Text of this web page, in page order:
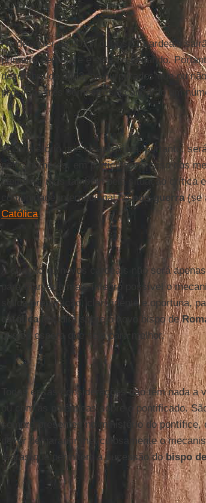
No decorrer de 2023, outros 11 cardeais
primeiro semestre e sete no segundo.
dezembro de 2023, os purpurados que ou
próximos três semestres alcançarão um
O consistório que se aproxima, portanto,
pelos números, em particular no caso dos
eleitores, mas também pela situação crítica
comunidade internacional nopós-guerra(se
Católica.
A criação de novos cardeais não será
para manter o mais íntegro possível o
sólida preparação, clarividente e oportuna,
católicadecidirá sobre o novo bispo de
que se espera que seja para melhor.
Todas essas considerações não têm nada a
ou com as polêmicas sobre o pontificado.
sempre presentes no ministério do pontífice,
dever de garantir meticulosamente o
regras que permitem a sucessão dobispo de